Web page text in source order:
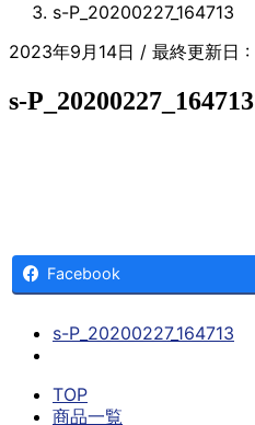
s-P_20200227_164713
2023年9月14日 / 最終更新日 :
s-P_20200227_164713
Facebook
s-P_20200227_164713
TOP
商品一覧